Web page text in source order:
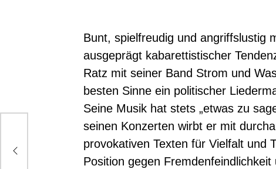
Bunt, spielfreudig und angriffslustig
ausgeprägt kabarettistischer
Ratz mit seiner Band Strom und
besten Sinne ein politischer
Seine Musik hat stets „etwas zu
seinen Konzerten wirbt er mit
provokativen Texten für Vielfalt und
Position gegen